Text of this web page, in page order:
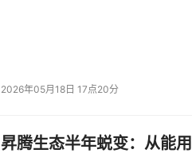
2026年05月18日 17点20分
昇腾生态半年蜕变：从能